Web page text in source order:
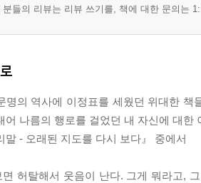
깨우는 성자聖者의 책
은 정말 내 생각일까 : 뵐, 『카타리나
극우 언론
유는 누구를 위한 것인가
진보를 믿어도 될까 : 카, 『역사란 무엇
분들의 리뷰는 리뷰 쓰기를, 책에 대한 문의는
명의 역사에 이정표를 세웠던 위대한
어 나름의 행로를 걸었던 내 자신에 대한
말 - 오래된 지도를 다시 보다』 중에서
면 허탈해서 웃음이 난다. 그게 뭐라고,